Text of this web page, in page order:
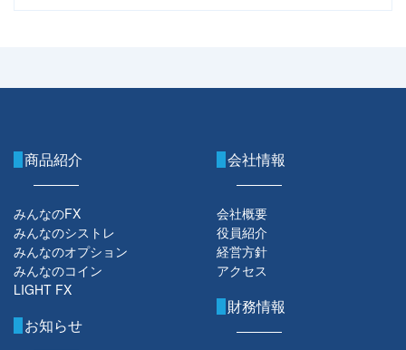
商品紹介
みんなのFX
みんなのシストレ
みんなのオプション
みんなのコイン
LIGHT FX
お知らせ
会社情報
会社概要
役員紹介
経営方針
アクセス
財務情報